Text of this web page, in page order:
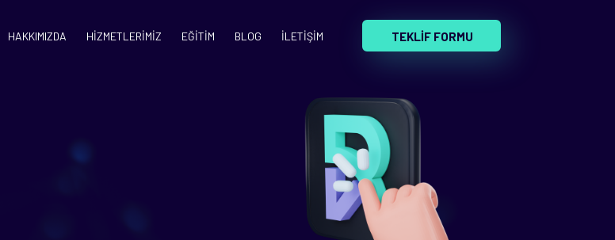
HAKKIMIZDA HİZMETLERİMİZ EĞİTİM BLOG İLETİŞİM TEKLİF FORMU